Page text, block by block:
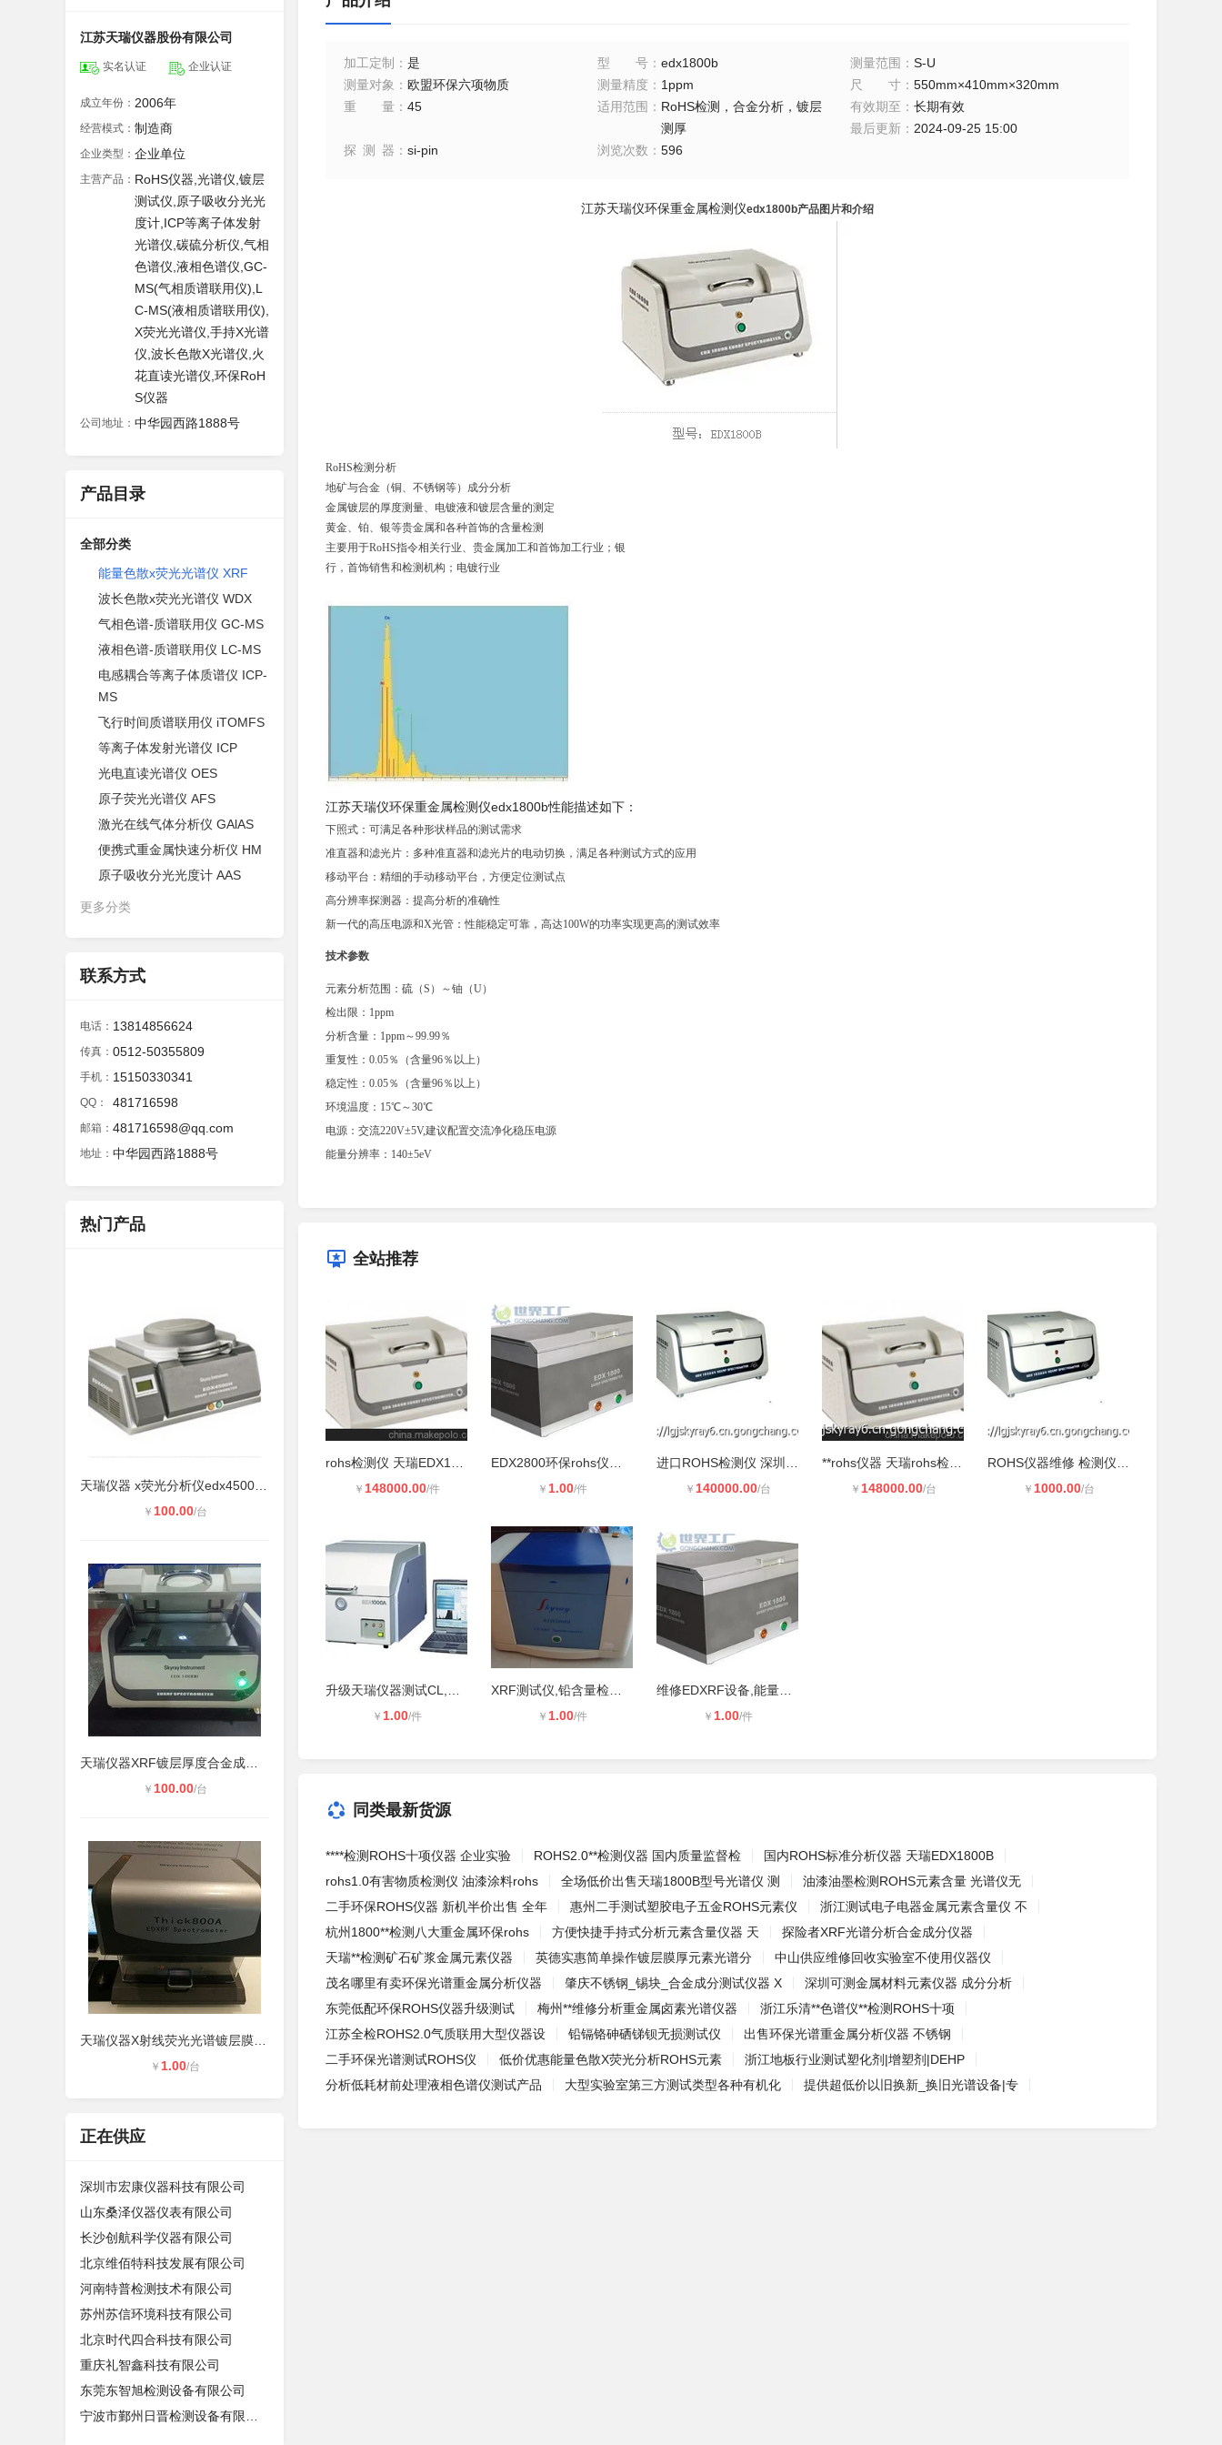
江苏天瑞仪器股份有限公司
实名认证 企业认证
成立年份： 2006年
经营模式： 制造商
企业类型： 企业单位
主营产品： RoHS仪器,光谱仪,镀层
测试仪,原子吸收分光光
度计,ICP等离子体发射
光谱仪,碳硫分析仪,气相
色谱仪,液相色谱仪,GC-
MS(气相质谱联用仪),L
C-MS(液相质谱联用仪),
X荧光光谱仪,手持X光谱
仪,波长色散X光谱仪,火
花直读光谱仪,环保RoH
S仪器
公司地址： 中华园西路1888号
产品目录
全部分类
能量色散x荧光光谱仪 XRF
波长色散x荧光光谱仪 WDX
气相色谱-质谱联用仪 GC-MS
液相色谱-质谱联用仪 LC-MS
电感耦合等离子体质谱仪 ICP-
MS
飞行时间质谱联用仪 iTOMFS
等离子体发射光谱仪 ICP
光电直读光谱仪 OES
原子荧光光谱仪 AFS
激光在线气体分析仪 GAlAS
便携式重金属快速分析仪 HM
原子吸收分光光度计 AAS
更多分类
联系方式
电话： 13814856624
传真： 0512-50355809
手机： 15150330341
QQ： 481716598
邮箱： 481716598@qq.com
地址： 中华园西路1888号
热门产品
￥ 100.00/台
￥ 100.00/台
￥ 1.00/台
正在供应
深圳市宏康仪器科技有限公司
山东桑泽仪器仪表有限公司
长沙创航科学仪器有限公司
北京维佰特科技发展有限公司
河南特普检测技术有限公司
苏州苏信环境科技有限公司
北京时代四合科技有限公司
重庆礼智鑫科技有限公司
东莞东智旭检测设备有限公司
加工定制 ： 是 型号： edx1800b 测量范围 ：S-U
测量对象 ： 欧盟环保六项物质 测量精度 ： 1ppm 尺寸 ：550mm×410mm×320mm
重量 ： 45 适用范围 ： RoHS检测，合金分析，镀层
测厚
有效期至 ：长期有效
最后更新 ： 2024-09-25 15:00
探测器 ： si-pin 浏览次数 ： 596
江苏天瑞仪环保重金属检测仪edx1800b产品图片和介绍
RoHS检测分析
地矿与合金（铜、不锈钢等）成分分析
金属镀层的厚度测量、电镀液和镀层含量的测定
黄金、铂、银等贵金属和各种首饰的含量检测
主要用于RoHS指令相关行业、贵金属加工和首饰加工行业；银
行，首饰销售和检测机构；电镀行业
江苏天瑞仪环保重金属检测仪edx1800b性能描述如下：
下照式：可满足各种形状样品的测试需求
准直器和滤光片：多种准直器和滤光片的电动切换，满足各种测试方式的应用
移动平台：精细的手动移动平台，方便定位测试点
高分辨率探测器：提高分析的准确性
新一代的高压电源和X光管：性能稳定可靠，高达100W的功率实现更高的测试效率
技术参数
元素分析范围：硫（S）～铀（U）
检出限：1ppm
分析含量：1ppm～99.99％
重复性：0.05％（含量96％以上）
稳定性：0.05％（含量96％以上）
环境温度：15℃～30℃
电源：交流220V±5V,建议配置交流净化稳压电源
能量分辨率：140±5eV
全站推荐
￥ 148000.00/件 ￥ 1.00/件 ￥ 140000.00/台 ￥ 148000.00/台 ￥ 1000.00/台
￥ 1.00/件 ￥ 1.00/件 ￥ 1.00/件
同类最新货源
****检测ROHS十项仪器 企业实验 ROHS2.0**检测仪器 国内质量监督检
国内ROHS标准分析仪器 天瑞EDX1800B
rohs1.0有害物质检测仪 油漆涂料rohs
全场低价出售天瑞1800B型号光谱仪 测
油漆油墨检测ROHS元素含量 光谱仪无
二手环保ROHS仪器 新机半价出售 全年
惠州二手测试塑胶电子五金ROHS元素仪
浙江测试电子电器金属元素含量仪 不
杭州1800**检测八大重金属环保rohs
方便快捷手持式分析元素含量仪器 天
探险者XRF光谱分析合金成分仪器
天瑞**检测矿石矿浆金属元素仪器
英德实惠简单操作镀层膜厚元素光谱分
中山供应维修回收实验室不使用仪器仪
茂名哪里有卖环保光谱重金属分析仪器
肇庆不锈钢_锡块_合金成分测试仪器 X
深圳可测金属材料元素仪器 成分分析
东莞低配环保ROHS仪器升级测试
梅州**维修分析重金属卤素光谱仪器
浙江乐清**色谱仪**检测ROHS十项
江苏全检ROHS2.0气质联用大型仪器设
铅镉铬砷硒锑钡无损测试仪
出售环保光谱重金属分析仪器 不锈钢
二手环保光谱测试ROHS仪
低价优惠能量色散X荧光分析ROHS元素
浙江地板行业测试塑化剂|增塑剂|DEHP
分析低耗材前处理液相色谱仪测试产品
大型实验室第三方测试类型各种有机化 提供超低价以旧换新_换旧光谱设备|专